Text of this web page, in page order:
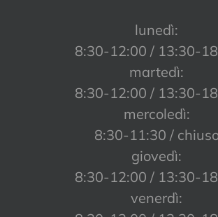
lunedì:
8:30-12:00 / 13:30-
martedì:
8:30-12:00 / 13:30-
mercoledì:
8:30-11:30 /
giovedì:
8:30-12:00 / 13:30-
venerdì: